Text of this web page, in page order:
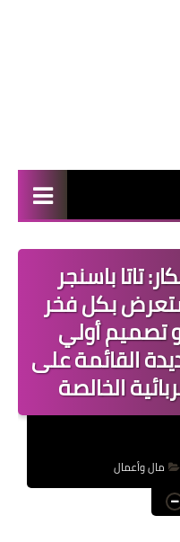
مصر
تاتا باسنجر
بكل فخر
تصميم أولي
القائمة على
الخالصة
مال وأعمال